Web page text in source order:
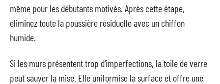
même pour les débutants motivés. Après cette étape,
éliminez toute la poussière résiduelle avec un chiffon
humide.
Si les murs présentent trop d’imperfections, la toile de verre
peut sauver la mise. Elle uniformise la surface et offre une